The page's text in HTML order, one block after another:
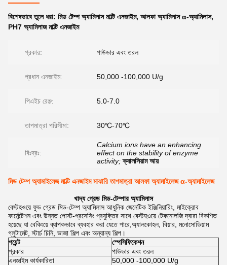
বিশেষভাবে তুলে ধরা: মিড টেম্প অ্যামিলাস মাল্টি এনজাইম, আলফা অ্যামিলাস α-অ্যামিলাস,
PH7 অ্যামিলাজ মাল্টি এনজাইম
প্রকার: পাউডার এবং তরল
প্রধান এনজাইম: 50,000 -100,000 U/g
পিএইচ রেঞ্জ: 5.0-7.0
তাপমাত্রা পরিসীমা: 30℃-70℃
বিঃদ্রঃ:
Calcium ions have an enhancing
effect on the stability of enzyme
activity; ক্যালসিয়াম আয়
মিড টেম্প অ্যামাইলেজ মাল্টি এনজাইম মাঝারি তাপমাত্রা আলফা অ্যামাইলেজ α-অ্যামাইলেজ
খাদ্য গ্রেড মিড-টেম্পার অ্যামিলাস
বেস্টহওয়ে ফুড গ্রেড মিড-টেম্প অ্যামিলাস আধুনিক জেনেটিক ইঞ্জিনিয়ারিং, মাইক্রোব
ফার্মেন্টেশন এবং উন্নত পোস্ট-প্রসেসিং প্রযুক্তির সাথে বেস্টহওয়ে টেকনোলজি দ্বারা বিকশিত
হয়েছে যা বেকিংয়ে ব্যাপকভাবে ব্যবহার করা যেতে পারে,অ্যালকোহল, বিয়ার, মনোসোডিয়াম
গ্লুটামেট, স্টার্চ চিনি, ভাজা শিল্প এবং অন্যান্য শিল্প।
পয়েন্ট
স্পেসিফিকেশন
প্রকার
পাউডার এবং তরল
এনজাইম কার্যকারিতা
50,000 -100,000 U/g